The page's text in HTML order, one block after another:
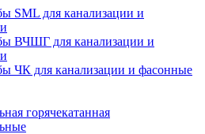
SML для канализации и
ВЧШГ для канализации и
ЧК для канализации и фасонные
горячекатанная